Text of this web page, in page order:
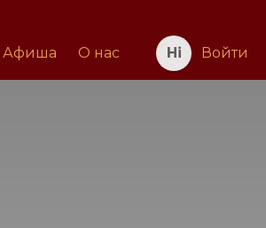
Афиша О нас Войти